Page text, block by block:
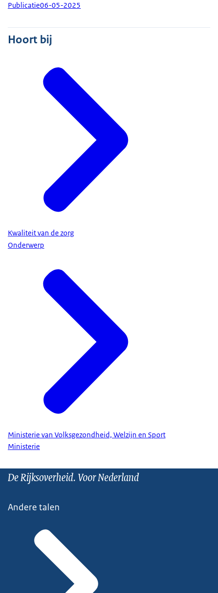
Publicatie06-05-2025
Hoort bij
Kwaliteit van de zorg
Onderwerp
Ministerie van Volksgezondheid, Welzijn en Sport
Ministerie
De Rijksoverheid. Voor Nederland
Andere talen